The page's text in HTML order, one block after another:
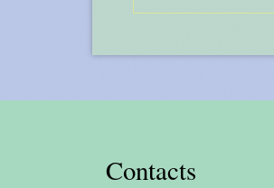
Contacts